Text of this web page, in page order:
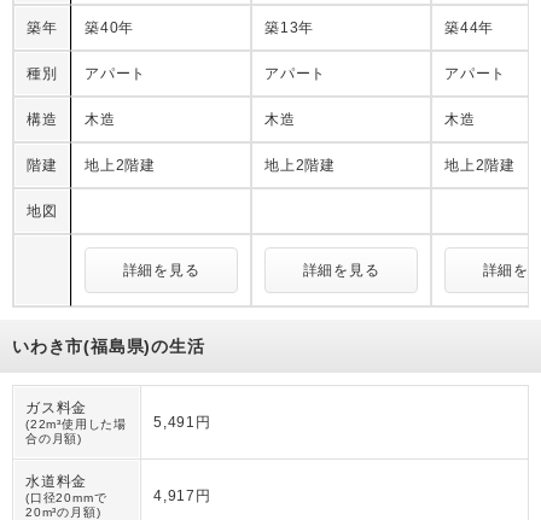
築年 築40年 築13年 築44年
種別 アパート アパート アパート
構造 木造 木造 木造
階建 地上2階建 地上2階建 地上2階建
地図
詳細を見る 詳細を見る 詳細を
いわき市(福島県)の生活
ガス料金
(22m³使用した場
合の月額)
5,491円
水道料金
(口径20mmで
20m³の月額)
4,917円